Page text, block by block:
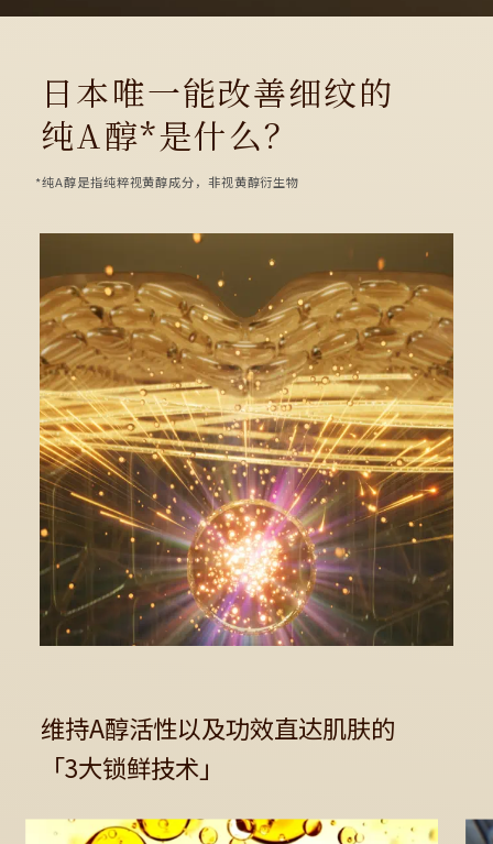
日本唯一能改善细纹的
纯A醇*是什么？
*纯A醇是指纯粹视黄醇成分，非视黄醇衍生物
维持A醇活性以及功效直达肌肤的
「3大锁鲜技术」